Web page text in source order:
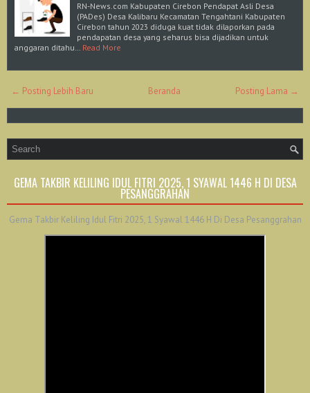
RN-News.com Kabupaten Cirebon Pendapat Asli Desa
(PADes) Desa Kalibaru Kecamatan Tengahtani Kabupaten
Cirebon tahun 2023 diduga kuat tidak dilaporkan pada
pendapatan desa yang seharus bisa dijadikan untuk
anggaran ditahu… Read More
← Posting Lebih Baru Posting Lama →
Beranda
GEMA TAKBIR KELILING IDUL FITRI 2025, 1 SYAWAL 1446 H DI DESA
PESANGGRAHAN
Gema Takbir Keliling Idul Fitri 2025, 1 Syawal 1446 H Di Desa Pesanggrahan